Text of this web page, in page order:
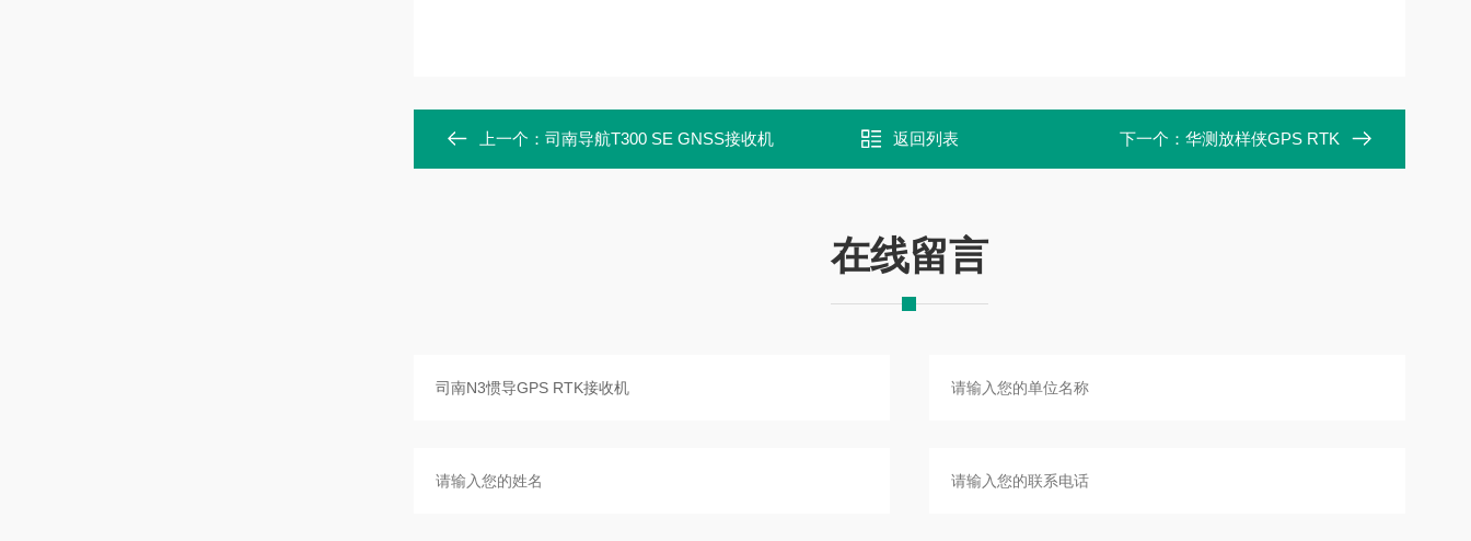
上一个： 司南导航T300 SE GNSS接收机 返回列表 下一个： 华测放样侠GPS RTK
在线留言